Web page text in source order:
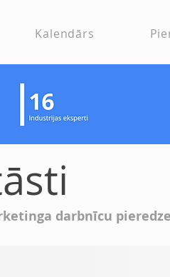
Kalendārs
darbnīcu